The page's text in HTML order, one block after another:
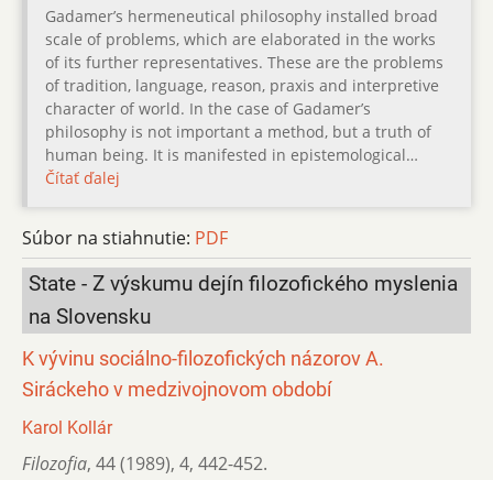
Gadamer’s hermeneutical philosophy installed broad
scale of problems, which are elaborated in the works
of its further representatives. These are the problems
of tradition, language, reason, praxis and interpretive
character of world. In the case of Gadamer’s
philosophy is not important a method, but a truth of
human being. It is manifested in epistemological…
Čítať ďalej
Súbor na stiahnutie: PDF
State - Z výskumu dejín filozofického myslenia
na Slovensku
K vývinu sociálno-filozofických názorov A.
Siráckeho v medzivojnovom období
Karol Kollár
Filozofia, 44 (1989), 4, 442-452.